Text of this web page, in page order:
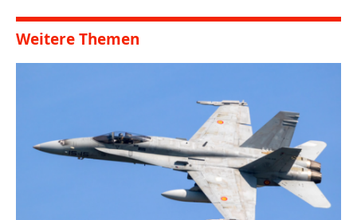
Weitere Themen